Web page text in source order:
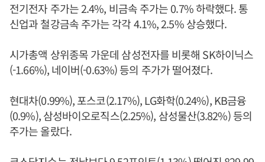
전기전자 주가는 2.4%, 비금속 주가는 0.7% 하락했다. 통
신업과 철강금속 주가는 각각 4.1%, 2.5% 상승했다.
시가총액 상위종목 가운데 삼성전자를 비롯해 SK하이닉스
(-1.66%), 네이버(-0.63%) 등의 주가가 떨어졌다.
현대차(0.99%), 포스코(2.17%), LG화학(0.24%), KB금융
(0.9%), 삼성바이오로직스(2.25%), 삼성물산(3.82%) 등의
주가는 올랐다.